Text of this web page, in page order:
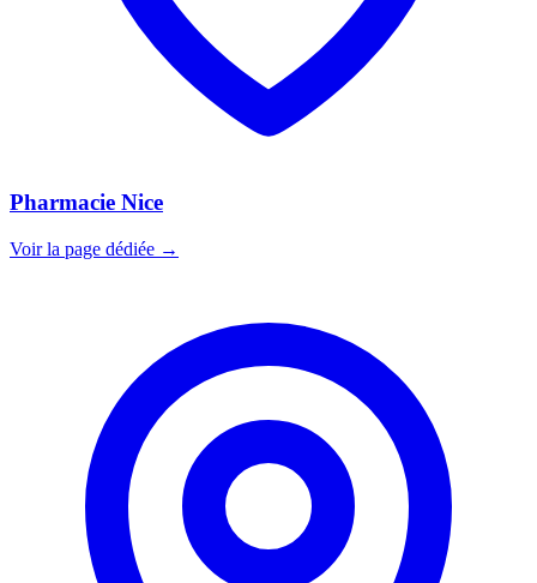
Pharmacie Nice
Voir la page dédiée →